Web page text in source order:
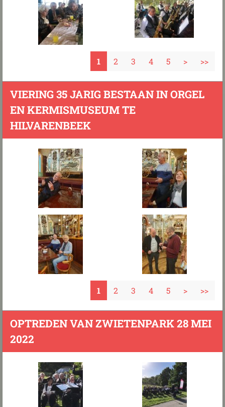
1 2 3 4 5 > >>
VIERING 35 JARIG BESTAAN IN ORGEL
EN KERMISMUSEUM TE
HILVARENBEEK
1 2 3 4 5 > >>
OPTREDEN VAN ZWIETENPARK 28 MEI
2022